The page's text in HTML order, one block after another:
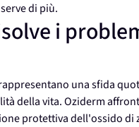
di più.
i
una sfida
della vita. Oziderm
protettiva dell'ossido